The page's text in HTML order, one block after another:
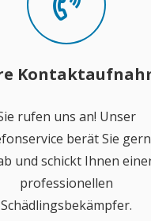
rufen uns an! Unser
berät Sie
und schickt Ihnen
professionellen
Schädlingsbekämpfer.